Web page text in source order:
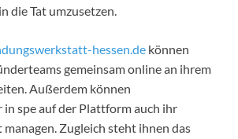
die Tat umzusetzen.
hessen.de können
gemeinsam online an ihrem
Außerdem können
in spe auf der Plattform auch ihr
Zugleich steht ihnen das